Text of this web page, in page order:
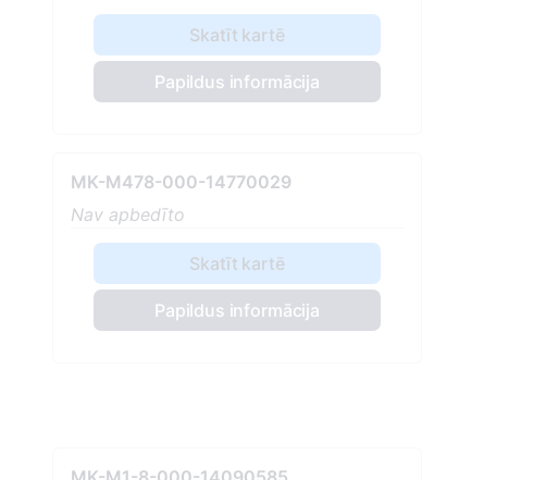
Skatīt kartē
Papildus informācija
MK-M478-000-14770029
Nav apbedīto
Skatīt kartē
Papildus informācija